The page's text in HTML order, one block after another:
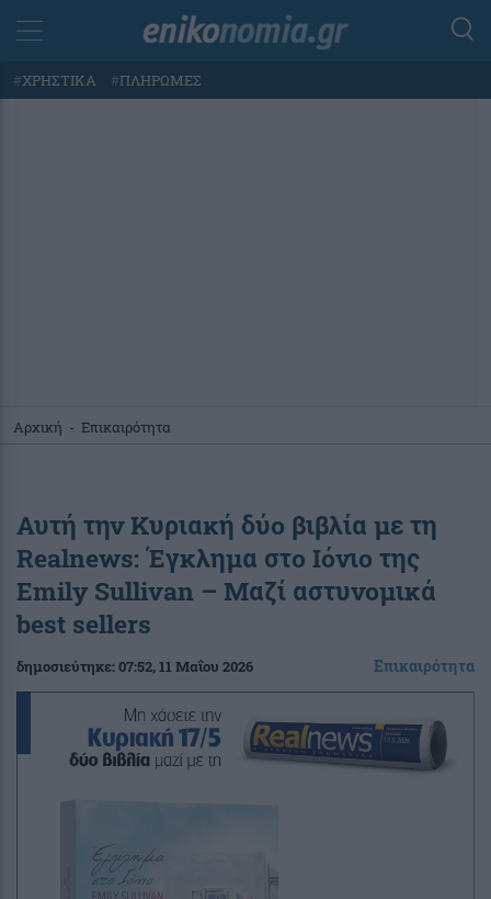
#ΧΡΗΣΤΙΚΑ #ΠΛΗΡΩΜΕΣ
Αρχική - Επικαιρότητα
Αυτή την Κυριακή δύο βιβλία με τη
Realnews: Έγκλημα στο Ιόνιο της
Emily Sullivan – Μαζί αστυνομικά
best sellers
δημοσιεύτηκε:07:52, 11 Μαΐου 2026 Επικαιρότητα